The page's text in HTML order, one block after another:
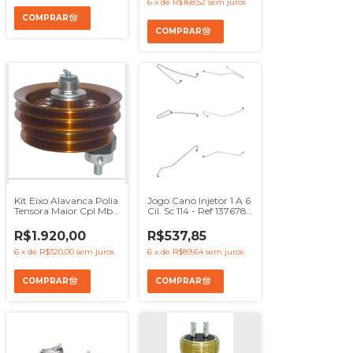
Kit Eixo Alavanca Polia
Tensora Maior Cpl Mbb
R$1.920,00
6 x de R$320,00 sem juros
Jogo Cano Injetor 1 A 6
Cil. Sc 114 - Ref 1376785
1376788 1376789
1376790
R$537,85
6 x de R$89,64 sem juros